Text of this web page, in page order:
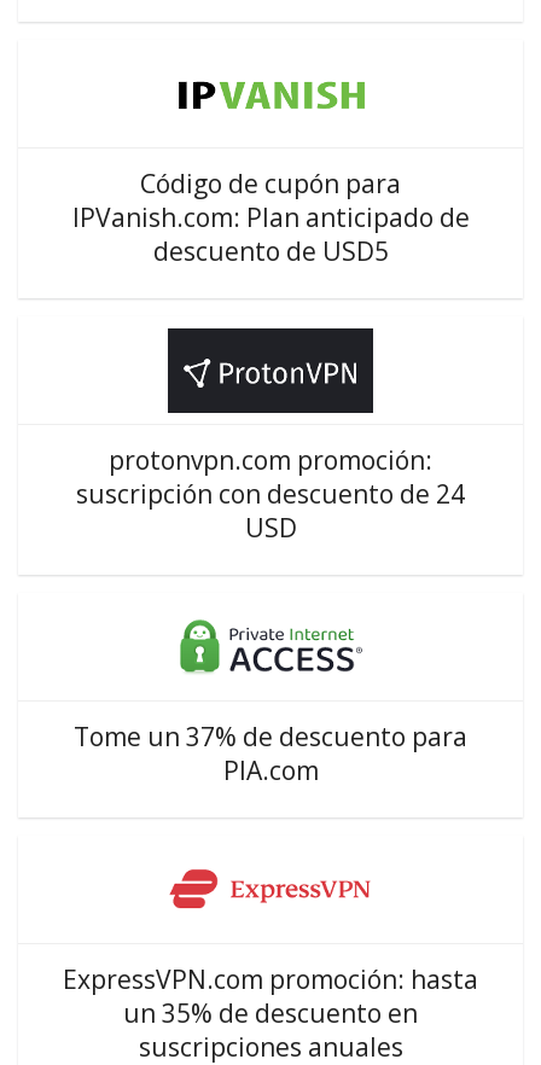
Código de cupón para
IPVanish.com: Plan anticipado de
descuento de USD5
protonvpn.com promoción:
suscripción con descuento de 24
USD
Tome un 37% de descuento para
PIA.com
ExpressVPN.com promoción: hasta
un 35% de descuento en
suscripciones anuales